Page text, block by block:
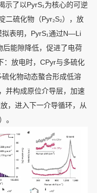
示了以PyrS₁为核心的可逆
二硫化物（Pyr₂S₂），放
拟表明，PyrS₁通过N—Li
能隙降低，促进了电荷
：放电时，CPyr与多硫化
化物动态螯合形成低溶
并构成原位介导层，加速
，进入下一介导循环，从
。